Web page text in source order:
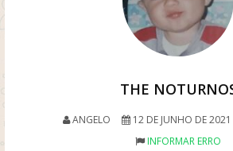
THE
ANGELO 12 DE JUNHO DE 2021
INFORMAR ERRO